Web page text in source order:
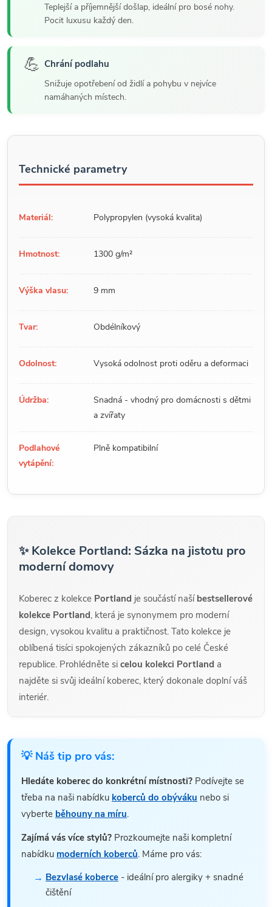
Teplejší a příjemnější došlap, ideální pro bosé nohy.
Pocit luxusu každý den.
💪 Chrání podlahu
Snižuje opotřebení od židlí a pohybu v nejvíce
namáhaných místech.
Technické parametry
Materiál: Polypropylen (vysoká kvalita)
Hmotnost: 1300 g/m²
Výška vlasu: 9 mm
Tvar: Obdélníkový
Odolnost: Vysoká odolnost proti oděru a deformaci
Údržba:
Snadná - vhodný pro domácnosti s dětmi
a zvířaty
Podlahové
vytápění:
Plně kompatibilní
✨ Kolekce Portland: Sázka na jistotu pro
moderní domovy
Koberec z kolekce Portland je součástí naší bestsellerové
kolekce Portland, která je synonymem pro moderní
design, vysokou kvalitu a praktičnost. Tato kolekce je
oblíbená tisíci spokojených zákazníků po celé České
republice. Prohlédněte si celou kolekci Portland a
najděte si svůj ideální koberec, který dokonale doplní váš
interiér.
💡 Náš tip pro vás:
Hledáte koberec do konkrétní místnosti? Podívejte se
třeba na naši nabídku koberců do obýváku nebo si
vyberte běhouny na míru.
Zajímá vás více stylů? Prozkoumejte naši kompletní
nabídku moderních koberců. Máme pro vás:
Bezvlasé koberce - ideální pro alergiky + snadné
čištění